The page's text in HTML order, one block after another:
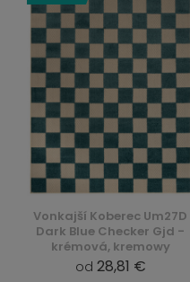
Vonkajší Koberec Um27D
Dark Blue Checker Gjd -
krémová, kremowy
od 28,81 €